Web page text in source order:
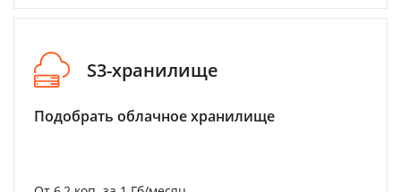
S3-хранилище
Подобрать облачное хранилище